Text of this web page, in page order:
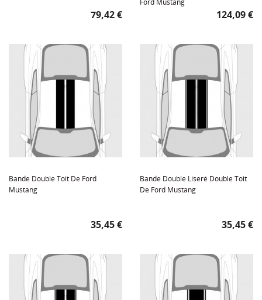
Prix
79,42 €
Ford Mustang
Prix
124,09 €
Bande Double Toit De Ford
Mustang
Prix
35,45 €
Bande Double Liseré Double Toit
De Ford Mustang
Prix
35,45 €